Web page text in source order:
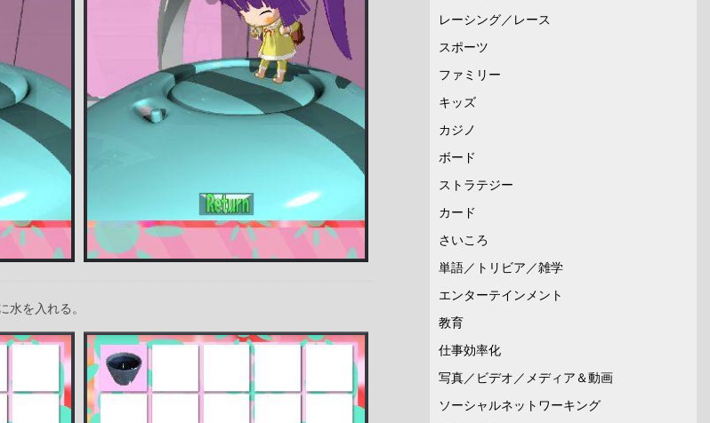
水を入れる。
レーシング／レース
スポーツ
ファミリー
キッズ
カジノ
ボード
ストラテジー
カード
さいころ
単語／トリビア／雑学
エンターテインメント
教育
仕事効率化
写真／ビデオ／メディア＆動画
ソーシャルネットワーキング